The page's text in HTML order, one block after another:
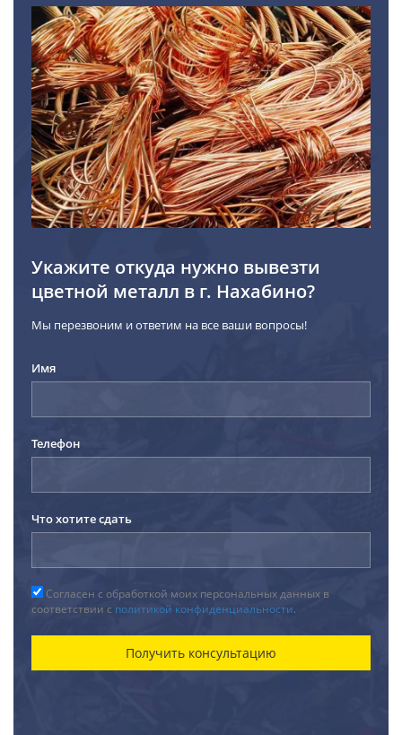
Укажите откуда нужно вывезти
цветной металл в г. Нахабино?
Мы перезвоним и ответим на все ваши вопросы!
Имя
Телефон
Что хотите сдать
Согласен с обработкой моих персональных данных в
соответствии с политикой конфиденциальности.